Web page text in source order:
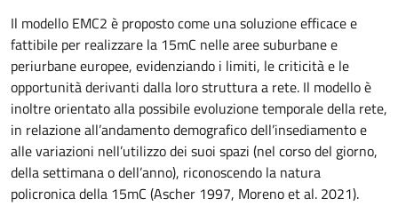
Il modello EMC2 è proposto come una soluzione efficace e
fattibile per realizzare la 15mC nelle aree suburbane e
periurbane europee, evidenziando i limiti, le criticità e le
opportunità derivanti dalla loro struttura a rete. Il modello è
inoltre orientato alla possibile evoluzione temporale della rete,
in relazione all’andamento demografico dell’insediamento e
alle variazioni nell’utilizzo dei suoi spazi (nel corso del giorno,
della settimana o dell’anno), riconoscendo la natura
policronica della 15mC (Ascher 1997, Moreno et al. 2021).